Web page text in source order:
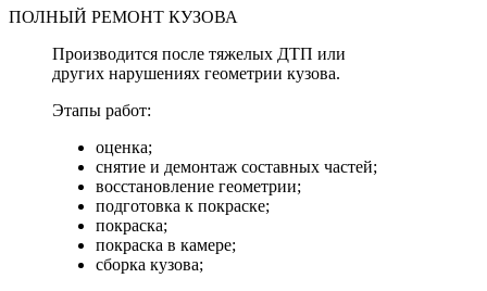
ПОЛНЫЙ РЕМОНТ КУЗОВА
Производится после тяжелых ДТП или
других нарушениях геометрии кузова.
Этапы работ:
оценка;
снятие и демонтаж составных частей;
восстановление геометрии;
подготовка к покраске;
покраска;
покраска в камере;
сборка кузова;